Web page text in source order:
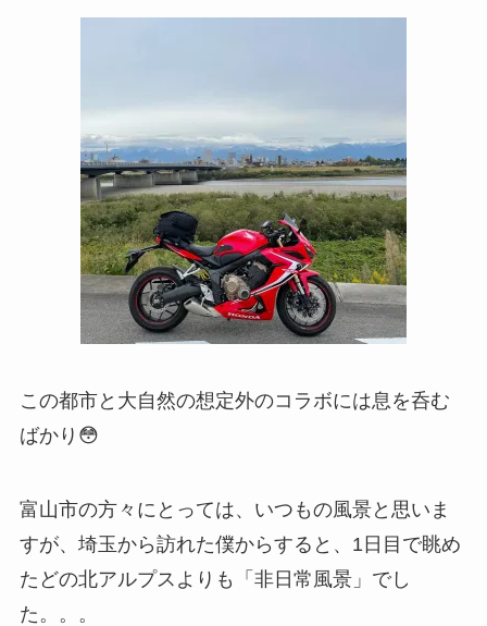
この都市と大自然の想定外のコラボには息を呑む
ばかり😳
富山市の方々にとっては、いつもの風景と思いま
すが、埼玉から訪れた僕からすると、1日目で眺め
たどの北アルプスよりも「非日常風景」でし
た。。。